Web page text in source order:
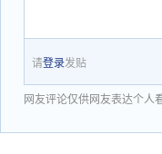
请登录发贴
网友评论仅供网友表达个人